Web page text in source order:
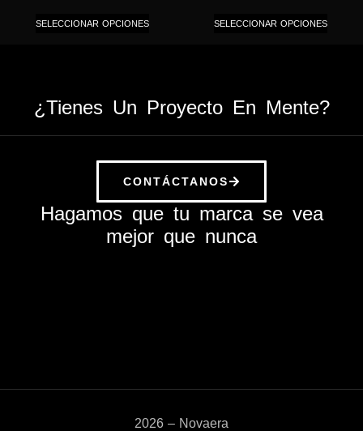
SELECCIONAR OPCIONES SELECCIONAR OPCIONES
¿Tienes Un Proyecto En Mente?
CONTÁCTANOS
Hagamos que tu marca se vea
mejor que nunca
2026 – Novaera